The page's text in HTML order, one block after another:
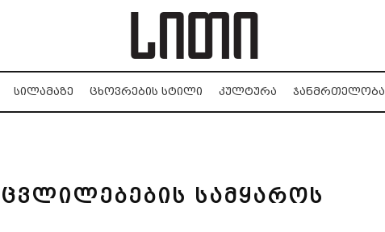
ᲡᲘᲚᲐᲛᲐᲖᲔ ᲪᲮᲝᲕᲠᲔᲑᲘᲡ ᲡᲢᲘᲚᲘ ᲙᲣᲚᲢᲣᲠᲐ ᲯᲐᲜᲛᲠᲗᲔᲚᲝᲑᲐ
სამყაროს